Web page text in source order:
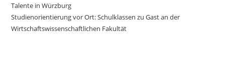
Talente in Würzburg
Studienorientierung vor Ort: Schulklassen zu Gast an der
Wirtschaftswissenschaftlichen Fakultät